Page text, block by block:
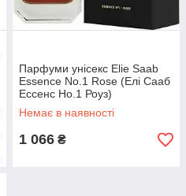
Парфуми унісекс Elie Saab
Essence No.1 Rose (Елі Сааб
Ессенс Но.1 Роуз)
Парфумована вода 100 ml/
мл
Немає в наявності
1 066 ₴